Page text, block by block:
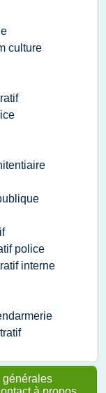
culture
police
interne